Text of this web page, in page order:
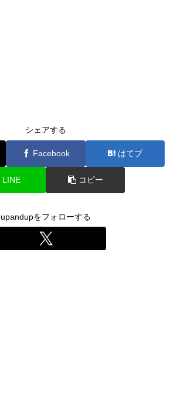
シェアする
Facebook はてブ
LINE コピー
upandupをフォローする